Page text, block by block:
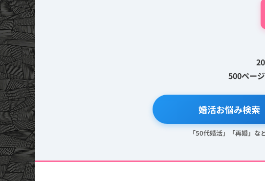
500ペー
🔍 婚活お悩み検索
「50代婚活」「再婚」な